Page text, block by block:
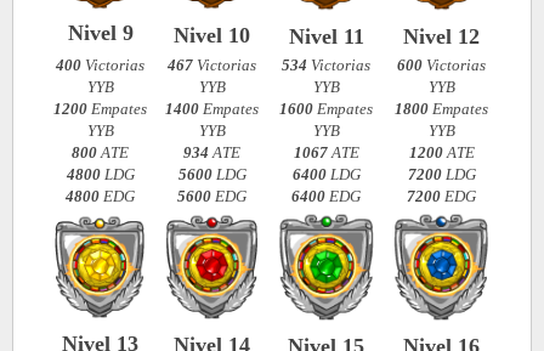
Nivel 9 Nivel 10 Nivel 11 Nivel 12
400 Victorias
YYB
1200 Empates
YYB
800 ATE
4800LDG
4800 EDG
467 Victorias
YYB
1400 Empates
YYB
934 ATE
5600LDG
5600 EDG
534 Victorias
YYB
1600 Empates
YYB
1067ATE
6400LDG
6400 EDG
600 Victorias
YYB
1800 Empates
YYB
1200ATE
7200LDG
7200 EDG
Nivel 13 Nivel 14 Nivel 15 Nivel 16